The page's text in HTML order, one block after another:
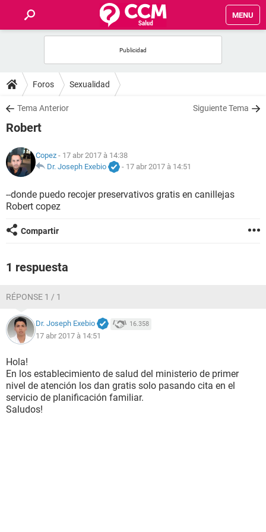
MENU
FORUMS
SALUD
NUTRICIÓN
BIENESTAR
SEXUALIDAD
Foros Sexualidad
Tema Anterior Siguiente Tema
Robert
Copez - 17 abr 2017 à 14:38
Dr. Joseph Exebio
- 17 abr 2017 à 14:51
--donde puedo recojer preservativos gratis en canillejas
Robert copez
Compartir
1 respuesta
RÉPONSE 1 / 1
Dr. Joseph Exebio 16.358
17 abr 2017 à 14:51
Hola!
En los establecimiento de salud del ministerio de primer
nivel de atención los dan gratis solo pasando cita en el
servicio de planificación familiar.
Saludos!